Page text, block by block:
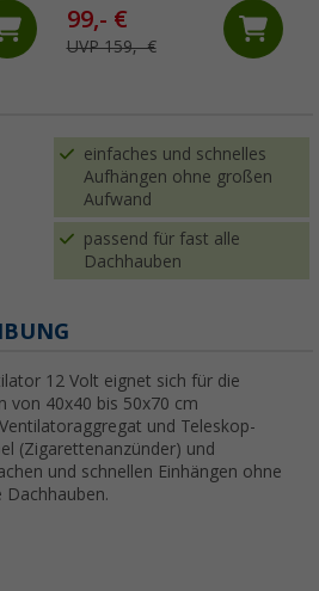
50
99,- €
UVP 159,- €
einfaches und schnelles
Aufhängen ohne großen
Aufwand
passend für fast alle
Dachhauben
12 Volt eignet sich für die
von 40x40 bis 50x70 cm
und Teleskop-
(Zigarettenanzünder) und
und schnellen Einhängen ohne